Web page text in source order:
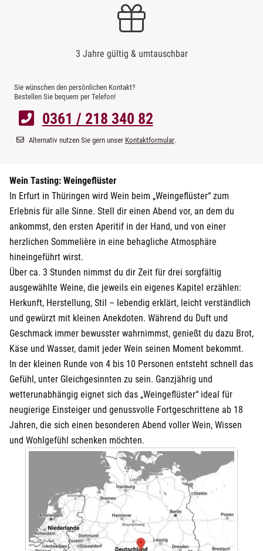
3 Jahre gültig & umtauschbar
Sie wünschen den persönlichen Kontakt?
Bestellen Sie bequem per Telefon!
0361 / 218 340 82
Alternativ nutzen Sie gern unser Kontaktformular.
Wein Tasting: Weingeflüster
In Erfurt in Thüringen wird Wein beim „Weingeflüster“ zum
Erlebnis für alle Sinne. Stell dir einen Abend vor, an dem du
ankommst, den ersten Aperitif in der Hand, und von einer
herzlichen Sommelière in eine behagliche Atmosphäre
hineingeführt wirst.
Über ca. 3 Stunden nimmst du dir Zeit für drei sorgfältig
ausgewählte Weine, die jeweils ein eigenes Kapitel erzählen:
Herkunft, Herstellung, Stil – lebendig erklärt, leicht verständlich
und gewürzt mit kleinen Anekdoten. Während du Duft und
Geschmack immer bewusster wahrnimmst, genießt du dazu Brot,
Käse und Wasser, damit jeder Wein seinen Moment bekommt.
In der kleinen Runde von 4 bis 10 Personen entsteht schnell das
Gefühl, unter Gleichgesinnten zu sein. Ganzjährig und
wetterunabhängig eignet sich das „Weingeflüster“ ideal für
neugierige Einsteiger und genussvolle Fortgeschrittene ab 18
Jahren, die sich einen besonderen Abend voller Wein, Wissen
und Wohlgefühl schenken möchten.